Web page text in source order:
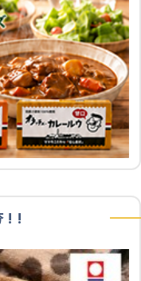
!!